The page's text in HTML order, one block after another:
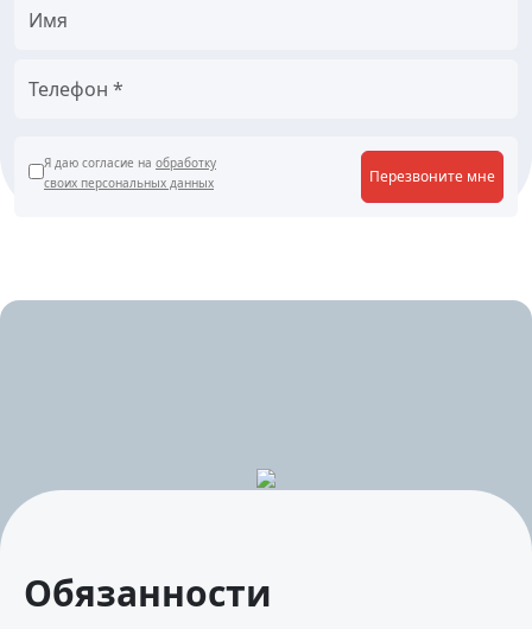
Я даю согласие на обработку
своих персональных данных
Перезвоните мне
Обязанности